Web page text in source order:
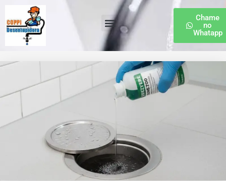
Chame
no
Whatapp